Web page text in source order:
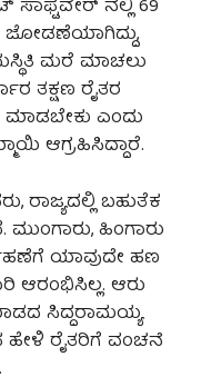
ಸಾಫ್ಟವೇರ್ ನಲ್ಲಿ 69
ಜೋಡಣೆಯಾಗಿದ್ದು,
ಮರೆ ಮಾಚಲು
ತಕ್ಷಣ ರೈತರ
ಎಂದು
ಆಗ್ರಹಿಸಿದ್ದಾರೆ.
ರಾಜ್ಯದಲ್ಲಿ ಬಹುತೆಕ
ಹಿಂಗಾರು
ಯಾವುದೇ ಹಣ
ಆರಂಭಿಸಿಲ್ಲ. ಆರು
ಸಿದ್ದರಾಮಯ್ಯ
ರೈತರಿಗೆ ವಂಚನೆ